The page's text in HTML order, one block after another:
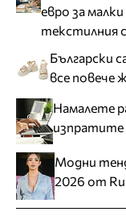
евро за
текстилния
Български
все повече
Намалете
изпратите
Модни
2026 от